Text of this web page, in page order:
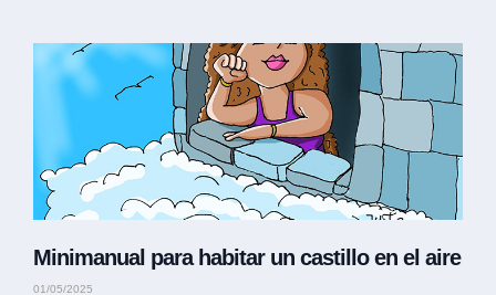
Minimanual para habitar un castillo en el aire
01/05/2025